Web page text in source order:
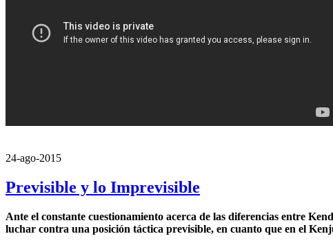
24-ago-2015
Previsible y lo Imprevisible
Ante el constante cuestionamiento acerca de las diferencias entre
luchar contra una posición táctica previsible, en cuanto que en el